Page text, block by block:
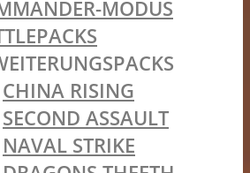
MODUS
CHINA RISING
SECOND ASSAULT
NAVAL STRIKE